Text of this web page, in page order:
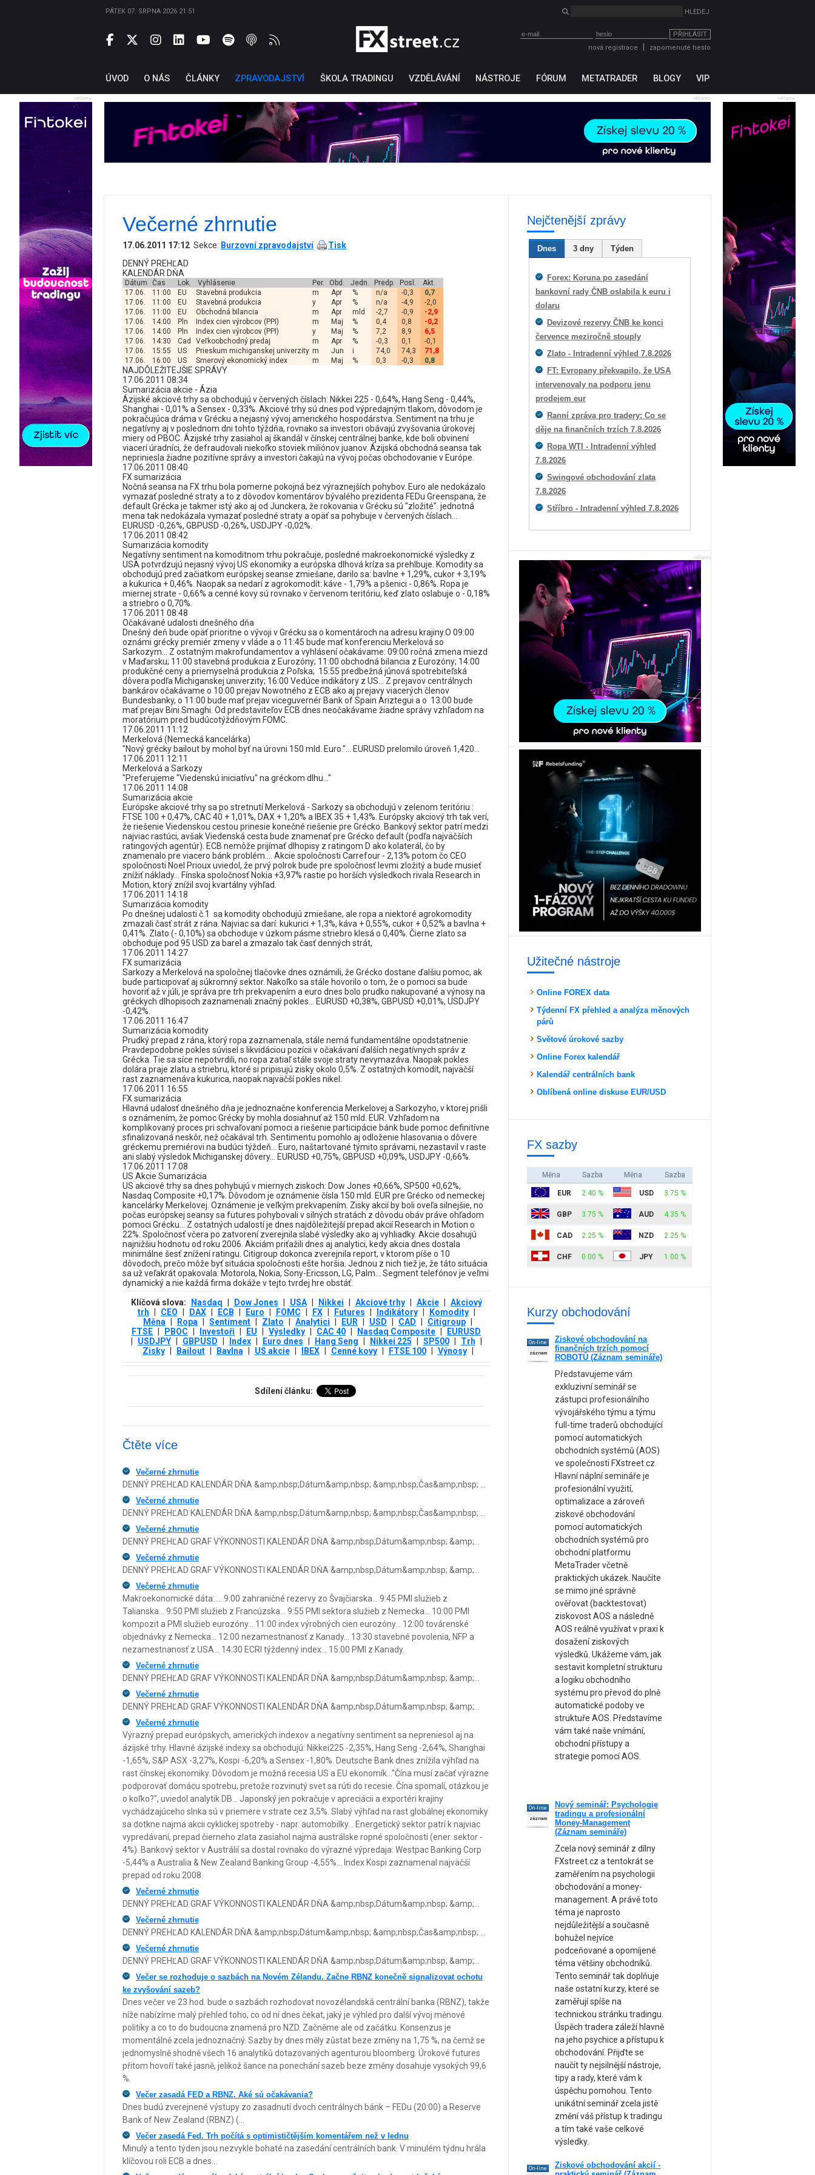
PÁTEK 07. SRPNA 2026 21:51
PŘIHLÁSIT
nová registrace
zapomenuté heslo
ÚVOD O NÁS ČLÁNKY ZPRAVODAJSTVÍ ŠKOLA TRADINGU VZDĚLÁVÁNÍ NÁSTROJE FÓRUM METATRADER BLOGY VIP
reklama reklama
reklama
Večerné zhrnutie
17.06.2011 17:12 Sekce: Burzovní zpravodajství
Tisk
DENNÝ PREHĽAD
KALENDÁR DŇA
Dátum Čas Lok. Vyhlásenie Per. Obd. Jedn. Predp. Posl.
Akt.
17.06.
11:00 EU Stavebná produkcia m Apr % n/a -0,3
0,7
17.06.
11:00 EU Stavebná produkcia y Apr % n/a -4,9
-2,0
17.06.
11:00 EU Obchodná bilancia m Apr mld -2,7 -0,9
-2,9
17.06.
14:00 Pln Index cien výrobcov (PPI) m Maj % 0,4 0,8
-0,2
17.06.
14:00 Pln Index cien výrobcov (PPI) y Maj % 7,2 8,9
6,5
17.06.
14:30 Cad Veľkoobchodný predaj m Apr % -0,3 0,1
-0,1
17.06.
15:55 US Prieskum michiganskej univerzity m Jun i 74,0 74,3
71,8
17.06.
16:00 US Smerový ekonomický index m Maj % 0,3 -0,3 0,8
NAJDÔLEŽITEJŠIE SPRÁVY
17.06.2011 08:34
Sumarizácia akcie - Ázia
Ázijské akciové trhy sa obchodujú v červených číslach: Nikkei 225 - 0,64%, Hang Seng - 0,44%,
Shanghai - 0,01% a Sensex - 0,33%. Akciové trhy sú dnes pod výpredajným tlakom, dôvodom je
pokračujúca dráma v Grécku a nejasný vývoj amerického hospodárstva. Sentiment na trhu je
negatívny aj v poslednom dni tohto týždňa, rovnako sa investori obávajú zvyšovania úrokovej
miery od PBOC. Ázijské trhy zasiahol aj škandál v čínskej centrálnej banke, kde boli obvinení
viacerí úradníci, že defraudovali niekoľko stoviek miliónov juanov. Ázijská obchodná seansa tak
nepriniesla žiadne pozitívne správy a investori čakajú na vývoj počas obchodovanie v Európe.
17.06.2011 08:40
FX sumarizácia
Nočná seansa na FX trhu bola pomerne pokojná bez výraznejších pohybov. Euro ale nedokázalo
vymazať posledné straty a to z dôvodov komentárov bývalého prezidenta FEDu Greenspana, že
default Grécka je takmer istý ako aj od Junckera, že rokovania v Grécku sú "zložité". jednotná
mena tak nedokázala vymazať posledné straty a opäť sa pohybuje v červených číslach...
EURUSD -0,26%, GBPUSD -0,26%, USDJPY -0,02%.
17.06.2011 08:42
Sumarizácia komodity
Negatívny sentiment na komoditnom trhu pokračuje, posledné makroekonomické výsledky z
USA potvrdzujú nejasný vývoj US ekonomiky a európska dlhová kríza sa prehlbuje. Komodity sa
obchodujú pred začiatkom európskej seanse zmiešane, darilo sa: bavlne + 1,29%, cukor + 3,19%
a kukurica + 0,46%. Naopak sa nedarí z agrokomodít: káve - 1,79% a pšenici - 0,86%. Ropa je
miernej strate - 0,66% a cenné kovy sú rovnako v červenom teritóriu, keď zlato oslabuje o - 0,18%
a striebro o 0,70%.
17.06.2011 08:48
Očakávané udalosti dnešného dňa
Dnešný deň bude opäť prioritne o vývoji v Grécku sa o komentároch na adresu krajiny.O 09:00
oznámi grécky premiér zmeny v vláde a o 11:45 bude mať konferenciu Merkelová so
Sarkozym... Z ostatným makrofundamentov a vyhlásení očakávame: 09:00 ročná zmena miezd
v Maďarsku; 11:00 stavebná produkcia z Eurozóny; 11:00 obchodná bilancia z Eurozóny; 14:00
produkčné ceny a priemyselná produkcia z Poľska; 15:55 predbežná júnová spotrebiteľská
dôvera podľa Michiganskej univerzity; 16:00 Vedúce indikátory z US... Z prejavov centrálnych
bankárov očakávame o 10:00 prejav Nowotného z ECB ako aj prejavy viacerých členov
Bundesbanky, o 11:00 bude mať prejav viceguvernér Bank of Spain Ariztegui a o 13:00 bude
mať prejav Bini Smaghi. Od predstaviteľov ECB dnes neočakávame žiadne správy vzhľadom na
moratórium pred budúcotýždňovým FOMC.
17.06.2011 11:12
Merkelová (Nemecká kancelárka)
"Nový grécky bailout by mohol byť na úrovni 150 mld. Euro."... EURUSD prelomilo úroveň 1,420...
17.06.2011 12:11
Merkelová a Sarkozy
"Preferujeme "Viedenskú iniciatívu" na gréckom dlhu..."
17.06.2011 14:08
Sumarizácia akcie
Európske akciové trhy sa po stretnutí Merkelová - Sarkozy sa obchodujú v zelenom teritóriu :
FTSE 100 + 0,47%, CAC 40 + 1,01%, DAX + 1,20% a IBEX 35 + 1,43%. Európsky akciový trh tak verí,
že riešenie Viedenskou cestou prinesie konečné riešenie pre Grécko. Bankový sektor patrí medzi
najviac rastúci, avšak Viedenská cesta bude znamenať pre Grécko default (podľa najväčších
ratingových agentúr). ECB nemôže prijímať dlhopisy z ratingom D ako kolaterál, čo by
znamenalo pre viacero bánk problém.... Akcie spoločnosti Carrefour - 2,13% potom čo CEO
spoločnosti Noel Prioux uviedol, že prvý polrok bude pre spoločnosť levmi zložitý a bude musieť
znížiť náklady... Fínska spoločnosť Nokia +3,97% rastie po horších výsledkoch rivala Research in
Motion, ktorý znížil svoj kvartálny výhľad.
17.06.2011 14:18
Sumarizácia komodity
Po dnešnej udalosti č.1 sa komodity obchodujú zmiešane, ale ropa a niektoré agrokomodity
zmazali časť strát z rána. Najviac sa darí: kukurici + 1,3%, káva + 0,55%, cukor + 0,52% a bavlna +
0,41%. Zlato (- 0,10%) sa obchoduje v úzkom pásme striebro klesá o 0,40%. Čierne zlato sa
obchoduje pod 95 USD za barel a zmazalo tak časť denných strát,
17.06.2011 14:27
FX sumarizácia
Sarkozy a Merkelová na spoločnej tlačovke dnes oznámili, že Grécko dostane ďalšiu pomoc, ak
bude participovať aj súkromný sektor. Nakoľko sa stále hovorilo o tom, že o pomoci sa bude
hovoriť až v júli, je správa pre trh prekvapením a euro dnes bolo prudko nakupované a výnosy na
gréckych dlhopisoch zaznamenali značný pokles... EURUSD +0,38%, GBPUSD +0,01%, USDJPY
-0,42%.
17.06.2011 16:47
Sumarizácia komodity
Prudký prepad z rána, ktorý ropa zaznamenala, stále nemá fundamentálne opodstatnenie.
Pravdepodobne pokles súvisel s likvidáciou pozícii v očakávaní ďalších negatívnych správ z
Grécka. Tie sa síce nepotvrdili, no ropa zatiaľ stále svoje straty nevymazáva. Naopak pokles
dolára praje zlatu a striebru, ktoré si pripisujú zisky okolo 0,5%. Z ostatných komodít, najväčší
rast zaznamenáva kukurica, naopak najväčší pokles nikel.
17.06.2011 16:55
FX sumarizácia
Hlavná udalosť dnešného dňa je jednoznačne konferencia Merkelovej a Sarkozyho, v ktorej prišli
s oznámením, že pomoc Grécky by mohla dosiahnuť až 150 mld. EUR. Vzhľadom na
komplikovaný proces pri schvaľovaní pomoci a riešenie participácie bánk bude pomoc definitívne
sfinalizovaná neskôr, než očakával trh. Sentimentu pomohlo aj odloženie hlasovania o dôvere
gréckemu premiérovi na budúci týždeň... Euro, naštartované týmito správami, nezastavil v raste
ani slabý výsledok Michiganskej dôvery... EURUSD +0,75%, GBPUSD +0,09%, USDJPY -0,66%.
17.06.2011 17:08
US Akcie Sumarizácia
US akciové trhy sa dnes pohybujú v miernych ziskoch: Dow Jones +0,66%, SP500 +0,62%,
Nasdaq Composite +0,17%. Dôvodom je oznámenie čísla 150 mld. EUR pre Grécko od nemeckej
kancelárky Merkelovej. Oznámenie je veľkým prekvapením. Zisky akcií by boli oveľa silnejšie, no
počas európskej seansy sa futures pohybovali v silných stratách z dôvodu obáv práve ohľadom
pomoci Grécku... Z ostatných udalostí je dnes najdôležitejší prepad akcií Research in Motion o
22%. Spoločnosť včera po zatvorení zverejnila slabé výsledky ako aj vyhliadky. Akcie dosahujú
najnižšiu hodnotu od roku 2006. Akciám priťažili dnes aj analytici, kedy akcia dnes dostala
minimálne šesť znížení ratingu. Citigroup dokonca zverejnila report, v ktorom píše o 10
dôvodoch, prečo môže byť situácia spoločnosti ešte horšia. Jednou z nich tiež je, že táto situácia
sa už veľakrát opakovala: Motorola, Nokia, Sony-Ericsson, LG, Palm... Segment telefónov je veľmi
dynamický a nie každá firma dokáže v tejto tvrdej hre obstáť.
Klíčová slova:
Nasdaq Dow Jones USA Nikkei Akciové trhy Akcie
Akciový
trh
CEO DAX ECB Euro FOMC FX Futures Indikátory Komodity
Měna
Ropa Sentiment Zlato Analytici EUR USD CAD Citigroup
FTSE
PBOC Investoři EU Výsledky CAC 40 Nasdaq Composite
EURUSD
USDJPY GBPUSD Index Euro dnes Hang Seng Nikkei 225 SP500 Trh
Zisky
Bailout Bavlna US akcie IBEX Cenné kovy FTSE 100 Výnosy
Sdílení článku:
Čtěte více
Večerné zhrnutie
DENNÝ PREHĽAD KALENDÁR DŇA &amp;nbsp;Dátum&amp;nbsp; &amp;nbsp;Čas&amp;nbsp; ...
Večerné zhrnutie
DENNÝ PREHĽAD KALENDÁR DŇA &amp;nbsp;Dátum&amp;nbsp; &amp;nbsp;Čas&amp;nbsp; ...
Večerné zhrnutie
DENNÝ PREHĽAD GRAF VÝKONNOSTI KALENDÁR DŇA &amp;nbsp;Dátum&amp;nbsp; &amp;...
Večerné zhrnutie
DENNÝ PREHĽAD GRAF VÝKONNOSTI KALENDÁR DŇA &amp;nbsp;Dátum&amp;nbsp; &amp;...
Večerné zhrnutie
Makroekonomické dáta: ... 9:00 zahraničné rezervy zo Švajčiarska... 9:45 PMI služieb z
Talianska... 9:50 PMI služieb z Francúzska... 9:55 PMI sektora služieb z Nemecka... 10:00 PMI
kompozit a PMI služieb eurozóny... 11:00 index výrobných cien eurozóny... 12:00 továrenské
objednávky z Nemecka... 12:00 nezamestnanosť z Kanady... 13:30 stavebné povolenia, NFP a
nezamestnanosť z USA... 14:30 ECRI týždenný index... 15:00 PMI z Kanady.
Večerné zhrnutie
DENNÝ PREHĽAD GRAF VÝKONNOSTI KALENDÁR DŇA &amp;nbsp;Dátum&amp;nbsp; &amp;...
Večerné zhrnutie
DENNÝ PREHĽAD GRAF VÝKONNOSTI KALENDÁR DŇA &amp;nbsp;Dátum&amp;nbsp; &amp;...
Večerné zhrnutie
Výrazný prepad európskych, amerických indexov a negatívny sentiment sa nepreniesol aj na
ázijské trhy. Hlavné ázijské indexy sa obchodujú: Nikkei225 -2,35%, Hang Seng -2,64%, Shanghai
-1,65%, S&P ASX -3,27%, Kospi -6,20% a Sensex -1,80%. Deutsche Bank dnes znížila výhľad na
rast čínskej ekonomiky. Dôvodom je možná recesia US a EU ekonomík..."Čína musí začať výrazne
podporovať domácu spotrebu, pretože rozvinutý svet sa rúti do recesie. Čína spomalí, otázkou je
o koľko?", uviedol analytik DB... Japonský jen pokračuje v apreciácii a exportéri krajiny
vychádzajúceho slnka sú v priemere v strate cez 3,5%. Slabý výhľad na rast globálnej ekonomiky
sa dotkne najmä akcii cyklickej spotreby - napr. automobilky... Energetický sektor patrí k najviac
vypredávaní, prepad čierneho zlata zasiahol najmä austrálske ropné spoločnosti (ener. sektor -
4%). Bankový sektor v Austrálií sa dostal rovnako do výrazné výpredaja: Westpac Banking Corp
-5,44% a Australia & New Zealand Banking Group -4,55%... Index Kospi zaznamenal najväčší
prepad od roku 2008.
Večerné zhrnutie
DENNÝ PREHĽAD GRAF VÝKONNOSTI KALENDÁR DŇA &amp;nbsp;Dátum&amp;nbsp; &amp;...
Večerné zhrnutie
DENNÝ PREHĽAD KALENDÁR DŇA &amp;nbsp;Dátum&amp;nbsp; &amp;nbsp;Čas&amp;nbsp; ...
Večerné zhrnutie
DENNÝ PREHĽAD GRAF VÝKONNOSTI KALENDÁR DŇA &amp;nbsp;Dátum&amp;nbsp; &amp;...
Večer se rozhoduje o sazbách na Novém Zélandu. Začne RBNZ konečně signalizovat ochotu
ke zvyšování sazeb?
Dnes večer ve 23 hod. bude o sazbách rozhodovat novozélandská centrální banka (RBNZ), takže
níže nabízíme malý přehled toho, co od ní dnes čekat, jaký je výhled pro další vývoj měnové
politiky a co to do budoucna znamená pro NZD. Začněme ale od začátku. Konsenzus je
momentálně zcela jednoznačný. Sazby by dnes měly zůstat beze změny na 1,75 %, na čemž se
jednomyslně shodně všech 16 analytiků dotazovaných agenturou bloomberg. Úrokové futures
přitom hovoří také jasně, jelikož šance na ponechání sazeb beze změny dosahuje vysokých 99,6
%.
Večer zasadá FED a RBNZ. Aké sú očakávania?
Dnes budú zverejnené výstupy zo zasadnutí dvoch centrálnych bánk – FEDu (20:00) a Reserve
Bank of New Zealand (RBNZ) (...
Večer zasedá Fed. Trh počítá s optimističtějším komentářem než v lednu
Minulý a tento týden jsou nezvykle bohaté na zasedání centrálních bank. V minulém týdnu hrála
klíčovou roli ECB a dnes...
Nejčtenější zprávy
Dnes 3 dny Týden
Forex: Koruna po zasedání
bankovní rady ČNB oslabila k euru i
dolaru
Devizové rezervy ČNB ke konci
července meziročně stouply
Zlato - Intradenní výhled 7.8.2026
FT: Evropany překvapilo, že USA
intervenovaly na podporu jenu
prodejem eur
Ranní zpráva pro tradery: Co se
děje na finančních trzích 7.8.2026
Ropa WTI - Intradenní výhled
7.8.2026
Swingové obchodování zlata
7.8.2026
Stříbro - Intradenní výhled 7.8.2026
reklama
Užitečné nástroje
Online FOREX data
Týdenní FX přehled a analýza měnových
párů
Světové úrokové sazby
Online Forex kalendář
Kalendář centrálních bank
Oblíbená online diskuse EUR/USD
FX sazby
Měna Sazba Měna Sazba
EUR 2.40 % USD 3.75 %
GBP 3.75 % AUD 4.35 %
CAD 2.25 % NZD 2.25 %
CHF 0.00 % JPY 1.00 %
Kurzy obchodování
On-line
záznam
Ziskové obchodování na
finančních trzích pomocí
ROBOTŮ (Záznam semináře)
Představujeme vám
exkluzivní seminář se
zástupci profesionálního
vývojářského týmu a týmu
full-time traderů obchodující
pomocí automatických
obchodních systémů (AOS)
ve společnosti FXstreet.cz.
Hlavní náplní semináře je
profesionální využití,
optimalizace a zároveň
ziskové obchodování
pomocí automatických
obchodních systémů pro
obchodní platformu
MetaTrader včetně
praktických ukázek. Naučíte
se mimo jiné správně
ověřovat (backtestovat)
ziskovost AOS a následně
AOS reálně využívat v praxi k
dosažení ziskových
výsledků. Ukážeme vám, jak
sestavit kompletní strukturu
a logiku obchodního
systému pro převod do plně
automatické podoby ve
struktuře AOS. Představíme
vám také naše vnímání,
obchodní přístupy a
strategie pomocí AOS.
On-line
záznam
Nový seminář: Psychologie
tradingu a profesionální
Money-Management
(Záznam semináře)
Zcela nový seminář z dílny
FXstreet.cz a tentokrát se
zaměřením na psychologii
obchodování a money-
management. A právě toto
téma je naprosto
nejdůležitější a současně
bohužel nejvíce
podceňované a opomíjené
téma většiny obchodníků.
Tento seminář tak doplňuje
naše ostatní kurzy, které se
zaměřují spíše na
technickou stránku tradingu.
Úspěch tradera záleží hlavně
na jeho psychice a přístupu k
obchodování. Přijďte se
naučit ty nejsilnější nástroje,
tipy a rady, které vám k
úspěchu pomohou. Tento
unikátní seminář zcela jistě
změní váš přístup k tradingu
a tím také vaše celkové
výsledky.
On-line
Ziskové obchodování akcií -